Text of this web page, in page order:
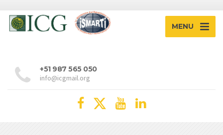
MENU
+51 987 565 050
info@icgmail.org